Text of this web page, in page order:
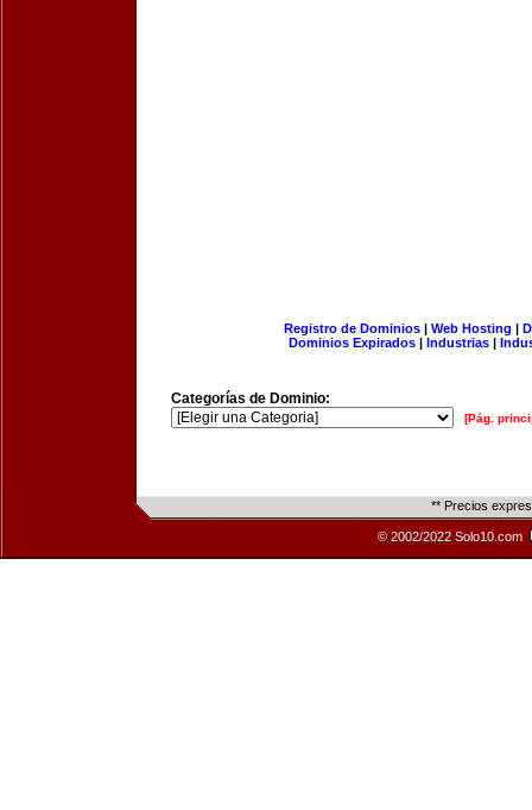
Registro de Dominios| Web Hosting |
Dominios Expirados | Industrias |
Categorías de Dominio:
[Pág.
** Precios
© 2002/2022 Solo10.com